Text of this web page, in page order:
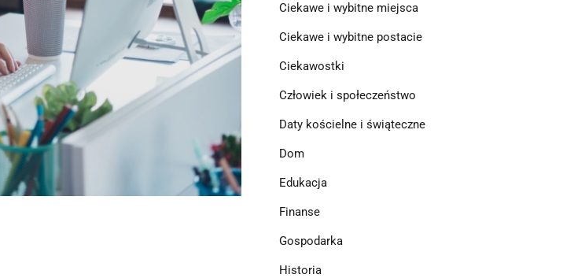
Ciekawe i wybitne miejsca
Ciekawe i wybitne postacie
Ciekawostki
Człowiek i społeczeństwo
Daty kościelne i świąteczne
Dom
Edukacja
Finanse
Gospodarka
Historia